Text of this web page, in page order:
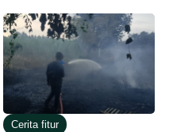
Cerita fitur